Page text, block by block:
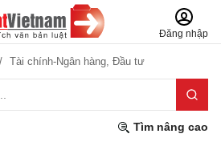
Đăng nhập
Tài chính-Ngân hàng, Đầu tư
Tìm nâng cao